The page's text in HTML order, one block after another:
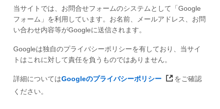
当サイトでは、お問合せフォームのシステムとして「Google
フォーム」を利用しています。お名前、メールアドレス、お問
い合わせ内容等がGoogleに送信されます。
Googleは独自のプライバシーポリシーを有しており、当サイ
トはこれに対して責任を負うものではありません。
詳細についてはGoogleのプライバシーポリシー
をご確認
ください。